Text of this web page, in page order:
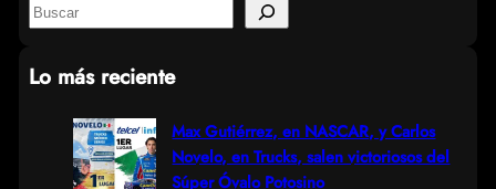
S
a
Lo más reciente
Max Gutiérrez, en NASCAR, y Carlos
Novelo, en Trucks, salen victoriosos del
Súper Óvalo Potosino